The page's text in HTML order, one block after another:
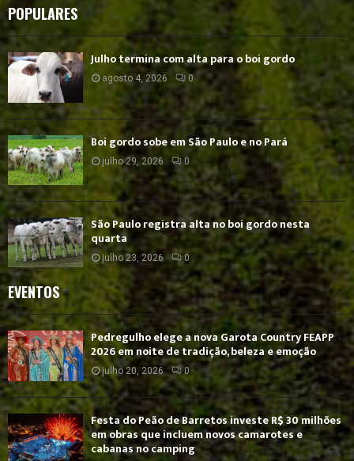
POPULARES
Julho termina com alta para o boi gordo
agosto 4, 2026 0
Boi gordo sobe em São Paulo e no Pará
julho 29, 2026 0
São Paulo registra alta no boi gordo nesta
quarta
julho 23, 2026 0
EVENTOS
Pedregulho elege a nova Garota Country FEAPP
2026 em noite de tradição, beleza e emoção
julho 20, 2026 0
Festa do Peão de Barretos investe R$ 30 milhões
em obras que incluem novos camarotes e
cabanas no camping